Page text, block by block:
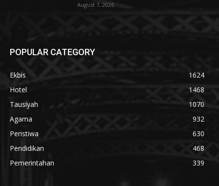
August 7, 2026
POPULAR CATEGORY
Ekbis
1624
Hotel
1468
Tausiyah
1070
Agama
932
Peristiwa
630
Pendidikan
468
Pemerintahan
339